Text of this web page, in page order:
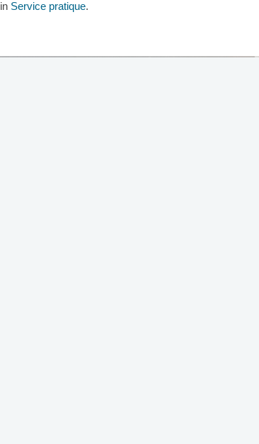
in Service pratique.